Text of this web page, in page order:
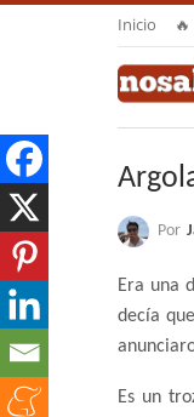
Inicio
Por
Era una
decía
Es un